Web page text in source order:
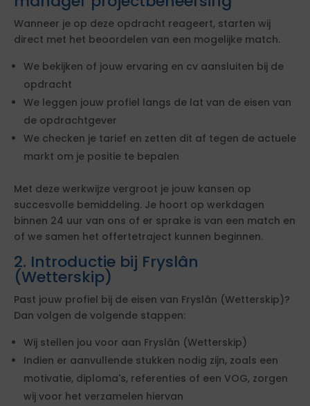
Wanneer je op deze opdracht reageert, starten wij
direct met het beoordelen van een mogelijke match.
We bekijken of jouw ervaring en cv aansluiten bij de
opdracht
We leggen jouw profiel langs de lat van de eisen van
de opdrachtgever
We checken je tarief en zetten dit af tegen de actuele
markt om je positie te bepalen
Met deze werkwijze vergroot je jouw kansen op
succesvolle bemiddeling. Je hoort op werkdagen
binnen 24 uur van ons of er sprake is van een match en
of we samen het offertetraject kunnen beginnen.
2. Introductie bij Fryslân
(Wetterskip)
Past jouw profiel bij de eisen van Fryslân (Wetterskip)?
Dan volgen de volgende stappen:
Wij stellen jou voor aan Fryslân (Wetterskip)
Indien er aanvullende stukken nodig zijn, zoals een
motivatie, diploma's, referenties of een VOG, zorgen
wij voor het verzamelen hiervan